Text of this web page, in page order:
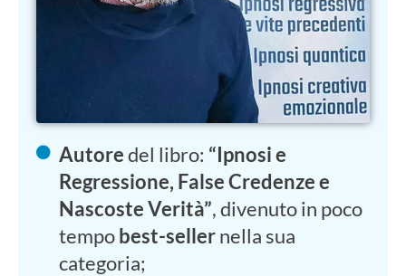
Autoredel libro: “Ipnosi e
Regressione, False Credenze e
Nascoste Verità”, divenuto in poco
tempobest-sellernella sua
categoria;